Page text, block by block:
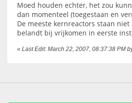
Moed houden echter, het zou
dan momenteel (toegestaan en
De meeste kernreactors staan
belandt bij vrijkomen in eerste
« Last Edit: March 22, 2007, 08:37:38 PM